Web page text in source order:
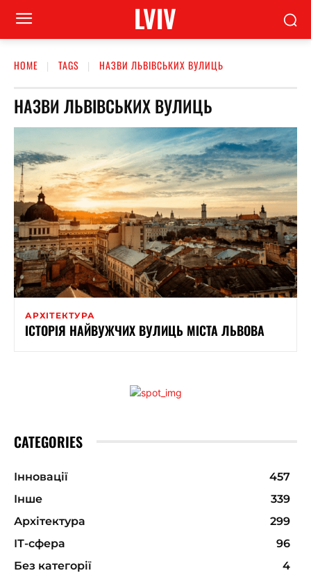
LVIV
HOME TAGS НАЗВИ ЛЬВІВСЬКИХ ВУЛИЦЬ
НАЗВИ ЛЬВІВСЬКИХ ВУЛИЦЬ
АРХІТЕКТУРА
ІСТОРІЯ НАЙВУЖЧИХ ВУЛИЦЬ МІСТА ЛЬВОВА
CATEGORIES
Інновації
457
Інше
339
Архітектура
299
ІТ-сфера
96
Без категорії
4